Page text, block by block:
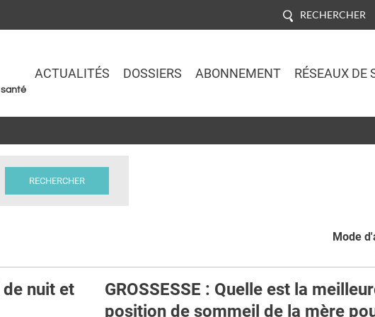
RECHERCHER
ACTUALITÉS DOSSIERS ABONNEMENT RÉSEAUX DE
Mode
de nuit et
GROSSESSE : Quelle est la
position de sommeil de la mère